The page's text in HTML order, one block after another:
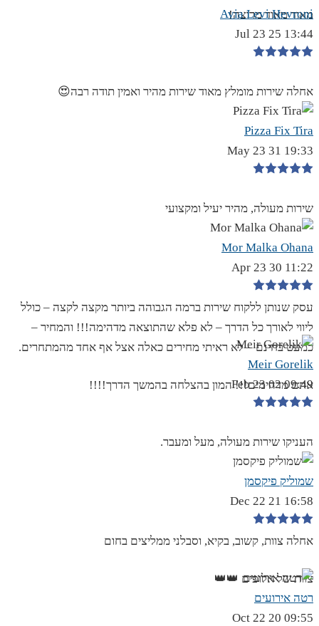
מאוד מאוד מרוצה!
Avia Levi Hevroni
13:44 25 Jul 23
אחלה שירות מומלץ מאוד שירות מהיר ואמין תודה רבה😍
Pizza Fix Tira
19:33 31 May 23
שירות מעולה, מהיר יעיל ומקצועי
Mor Malka Ohana
11:22 30 Apr 23
עסק שנותן ללקוח שירות ברמה הגבוהה ביותר מקצה לקצה – כולל
ליווי לאורך כל הדרך – לא פלא שהתוצאה מדהימה!!! והמחיר –
כמעט בחינם – לא ראיתי מחירים כאלה אצל אף אחד מהמתחרים.
אתם מדהימים!!! המון בהצלחה בהמשך הדרך!!!!
Meir Gorelik
09:49 02 Feb 23
העניקו שירות מעולה, מעל ומעבר.
שמוליק פיקסמן
16:58 21 Dec 22
אחלה צוות, קשוב, בקיא, וסבלני ממליצים בחום
צוות של אלופים 👑👑
רטה אירועים
09:55 20 Oct 22